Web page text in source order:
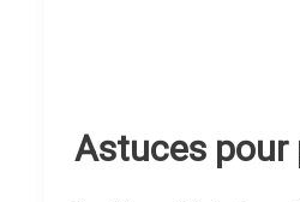
Astuces pour